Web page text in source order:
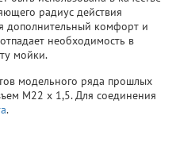
радиус действия
дополнительный комфорт и
необходимость в
мойки.
модельного ряда прошлых
M22 x 1,5. Для соединения
.